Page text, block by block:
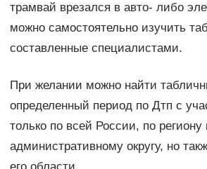
трамвай врезался в авто- либо
можно самостоятельно изучить
составленные специалистами.
При желании можно найти
определенный период по Дтп с
только по всей России, по региону
административному округу, но